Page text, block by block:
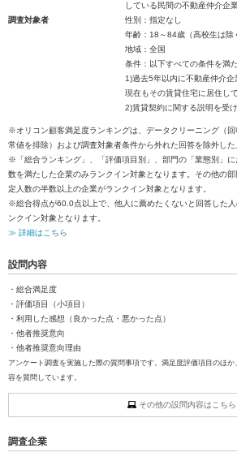
している民間の不動産仲介企
調査対象者
性別：指定なし
年齢：18～84歳（高校生は除
地域：全国
条件：以下すべての条件を満
1)過去5年以内に不動産仲介企
現在もその賃貸住宅に居住し
2)賃貸契約に関する説明を受
※オリコン顧客満足度ランキングは、データクリーニング（
常値を排除）および調査対象者条件から外れた回答を除外した
※「総合ランキング」、「評価項目別」、部門の「業態別」
数を満たした企業のみランクイン対象となります。その他の
定人数の半数以上の企業がランクイン対象となります。
※総合得点が60.0点以上で、他人に薦めたくないと回答した
ンクイン対象となります。
≫ 詳細はこちら
設問内容
・総合満足度
・評価項目（小項目）
・利用した感想（良かった点・悪かった点）
・他者推奨意向
・他者推奨意向理由
アンケート調査を実施した際の質問事項です。満足度評価項目のほ
容を質問しています。
その他の設問内容はこちら
調査企業